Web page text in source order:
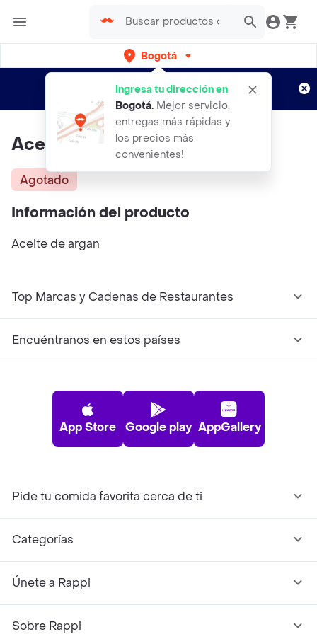
Bogotá
Ingresa tu dirección en
Bogotá. Mejor servicio,
entregas más rápidas y
los precios más
convenientes!
envíos gratis por semanas
Aplican TyC
Aceite De Argan Thyms
Agotado
Información del producto
Aceite de argan
Top Marcas y Cadenas de Restaurantes
Encuéntranos en estos países
App Store Google play AppGallery
Pide tu comida favorita cerca de ti
Categorías
Únete a Rappi
Sobre Rappi